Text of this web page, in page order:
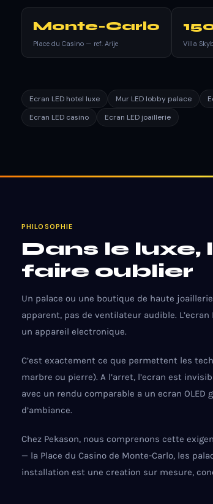
Monte-Carlo
Place du Casino — ref. Arije Villa
Ecran LED hotel luxe Mur LED lobby palace
Ecran LED casino
Ecran LED joaillerie
PHILOSOPHIE
Dans le
faire oublier
Un palace ou une boutique de haute
apparent, pas de ventilateur audible.
un appareil electronique.
C’est exactement ce que permettent les
marbre ou pierre). A l’arret, l’ecran est
avec un rendu comparable a un ecran
d’ambiance.
Chez Pekason, nous comprenons cette
— la Place du Casino de Monte-Carlo, les
installation est une creation sur mesure,